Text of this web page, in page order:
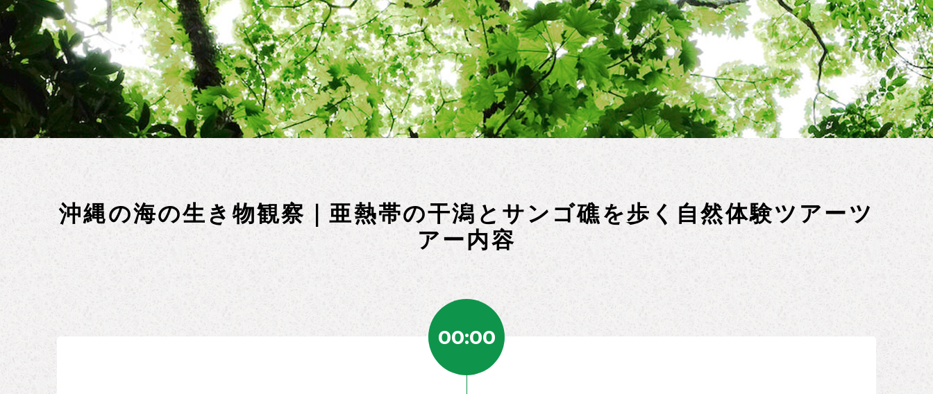
沖縄の海の生き物観察｜亜熱帯の干潟とサンゴ礁を歩く自然体験ツアーツ
アー内容
00:00